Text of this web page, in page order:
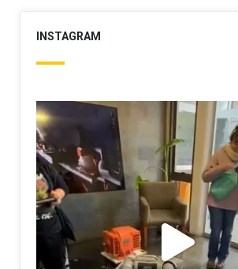
INSTAGRAM